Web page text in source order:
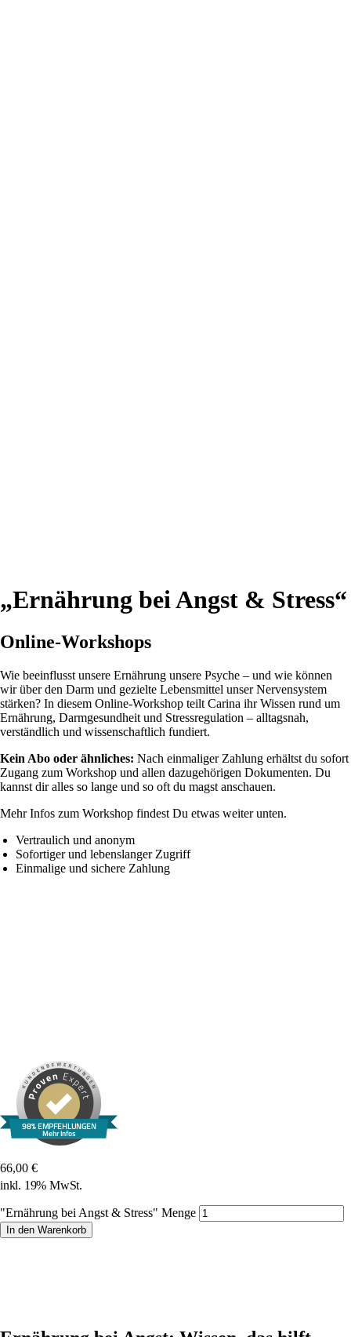
„Ernährung bei Angst & Stress“
Online-Workshops
Wie beeinflusst unsere Ernährung unsere Psyche – und wie können
wir über den Darm und gezielte Lebensmittel unser Nervensystem
stärken? In diesem Online-Workshop teilt Carina ihr Wissen rund um
Ernährung, Darmgesundheit und Stressregulation – alltagsnah,
verständlich und wissenschaftlich fundiert.
Kein Abo oder ähnliches: Nach einmaliger Zahlung erhältst du sofort
Zugang zum Workshop und allen dazugehörigen Dokumenten. Du
kannst dir alles so lange und so oft du magst anschauen.
Mehr Infos zum Workshop findest Du etwas weiter unten.
Vertraulich und anonym
Sofortiger und lebenslanger Zugriff
Einmalige und sichere Zahlung
98% EMPFEHLUNGEN
Mehr Infos
66,00 €
inkl. 19% MwSt.
"Ernährung bei Angst & Stress" Menge
In den Warenkorb